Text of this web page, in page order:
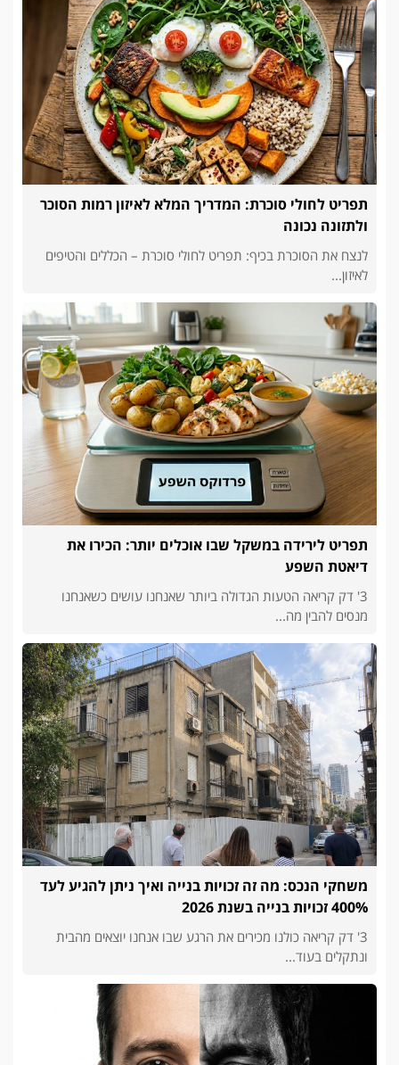
תפריט לחולי סוכרת: המדריך המלא לאיזון רמות הסוכר
ולתזונה נכונה
לנצח את הסוכרת בכיף: תפריט לחולי סוכרת – הכללים והטיפים
לאיזון...
תפריט לירידה במשקל שבו אוכלים יותר: הכירו את
דיאטת השפע
3' דק קריאה הטעות הגדולה ביותר שאנחנו עושים כשאנחנו
מנסים להבין מה...
משחקי הנכס: מה זה זכויות בנייה ואיך ניתן להגיע לעד
400% זכויות בנייה בשנת 2026
3' דק קריאה כולנו מכירים את הרגע שבו אנחנו יוצאים מהבית
ונתקלים בעוד...